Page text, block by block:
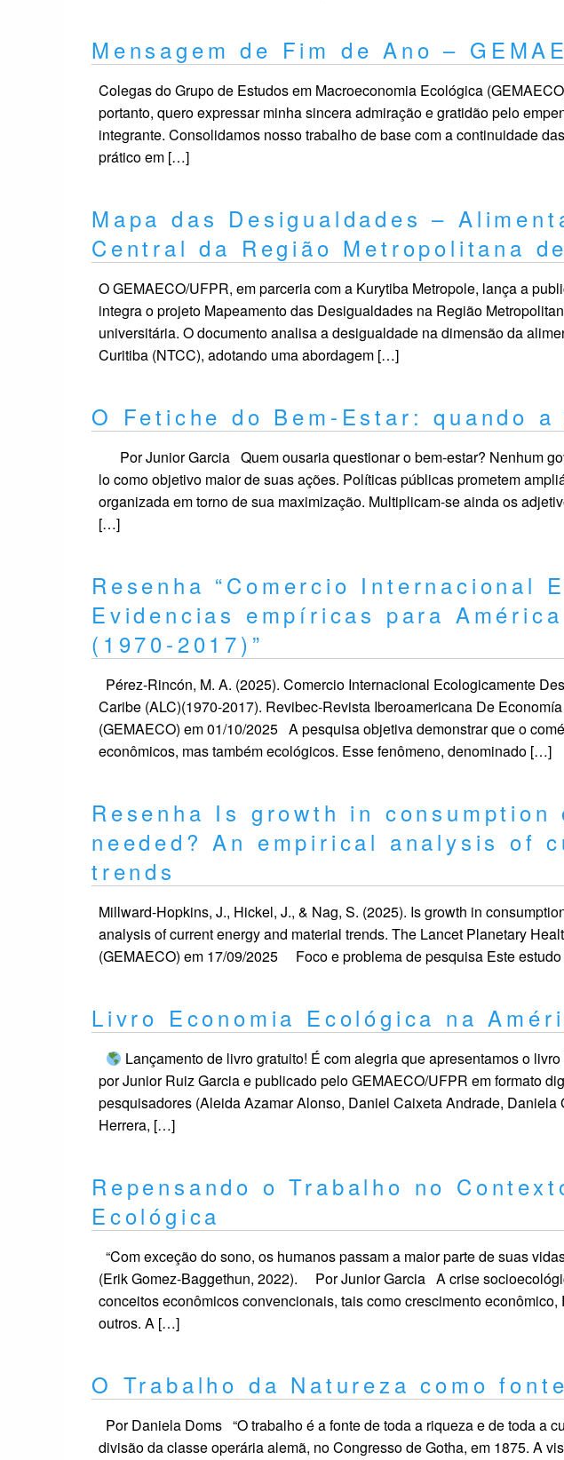
Mensagem de Fim de Ano –
Colegas do Grupo de Estudos em Macroeconomia Ecológica
portanto, quero expressar minha sincera admiração e gratidão pelo
integrante. Consolidamos nosso trabalho de base com a continuidade
prático em […]
Mapa das Desigualdades –
Central da Região Metropolitana
O GEMAECO/UFPR, em parceria com a Kurytiba Metropole, lança a
integra o projeto Mapeamento das Desigualdades na Região
universitária. O documento analisa a desigualdade na dimensão da
Curitiba (NTCC), adotando uma abordagem […]
O Fetiche do Bem-Estar: quando
Por Junior Garcia Quem ousaria questionar o bem-estar? Nenhum
lo como objetivo maior de suas ações. Políticas públicas prometem
organizada em torno de sua maximização. Multiplicam-se ainda os
[…]
Resenha “Comercio Internacional
Evidencias empíricas para
(1970-2017)”
Pérez-Rincón, M. A. (2025). Comercio Internacional Ecologicamente
Caribe (ALC)(1970-2017). Revibec-Revista Iberoamericana De
(GEMAECO) em 01/10/2025 A pesquisa objetiva demonstrar que o
econômicos, mas também ecológicos. Esse fenômeno, denominado […]
Resenha Is growth in
needed? An empirical analysis of
trends
Millward-Hopkins, J., Hickel, J., & Nag, S. (2025). Is growth in
analysis of current energy and material trends. The Lancet Planetary
(GEMAECO) em 17/09/2025 Foco e problema de pesquisa Este
Livro Economia Ecológica na
Lançamento de livro gratuito! É com alegria que apresentamos o
por Junior Ruiz Garcia e publicado pelo GEMAECO/UFPR em formato
pesquisadores (Aleida Azamar Alonso, Daniel Caixeta Andrade,
Herrera, […]
Repensando o Trabalho no
Ecológica
“Com exceção do sono, os humanos passam a maior parte de suas
(Erik Gomez-Baggethun, 2022). Por Junior Garcia A crise
conceitos econômicos convencionais, tais como crescimento
outros. A […]
O Trabalho da Natureza como
Por Daniela Doms “O trabalho é a fonte de toda a riqueza e de toda a
divisão da classe operária alemã, no Congresso de Gotha, em 1875. A